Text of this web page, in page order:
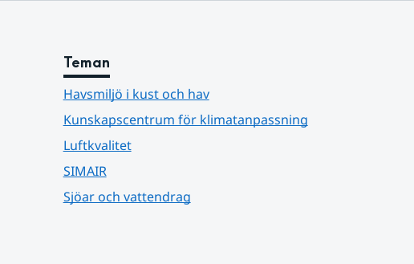
Teman
Havsmiljö i kust och hav
Kunskapscentrum för klimatanpassning
Luftkvalitet
SIMAIR
Sjöar och vattendrag